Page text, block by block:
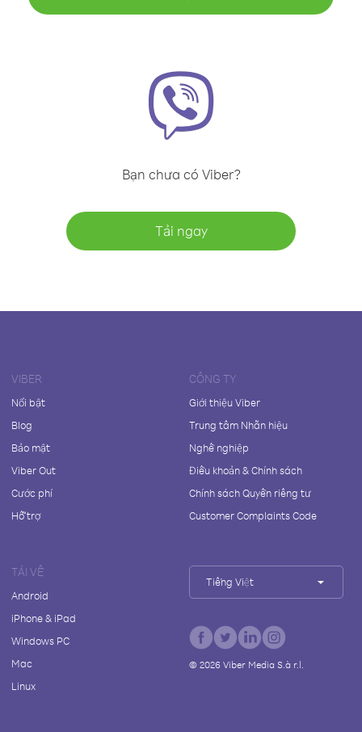
Bạn chưa có Viber?
Tải ngay
VIBER
Nổi bật
Blog
Bảo mật
Viber Out
Cước phí
Hỗ trợ
CÔNG TY
Giới thiệu Viber
Trung tâm Nhãn hiệu
Nghề nghiệp
Điều khoản & Chính sách
Chính sách Quyền riêng tư
Customer Complaints Code
TẢI VỀ
Android
iPhone & iPad
Windows PC
Mac
Linux
Tiếng Việt
© 2026Viber Media S.à r.l.